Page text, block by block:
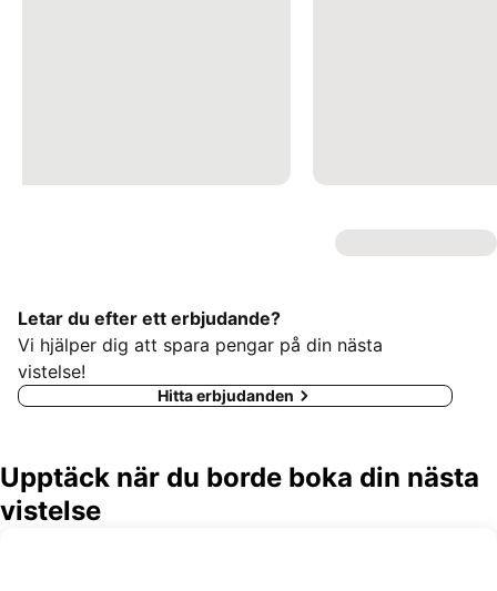
Letar du efter ett erbjudande?
Vi hjälper dig att spara pengar på din nästa
vistelse!
Hitta erbjudanden
Upptäck när du borde boka din nästa
vistelse